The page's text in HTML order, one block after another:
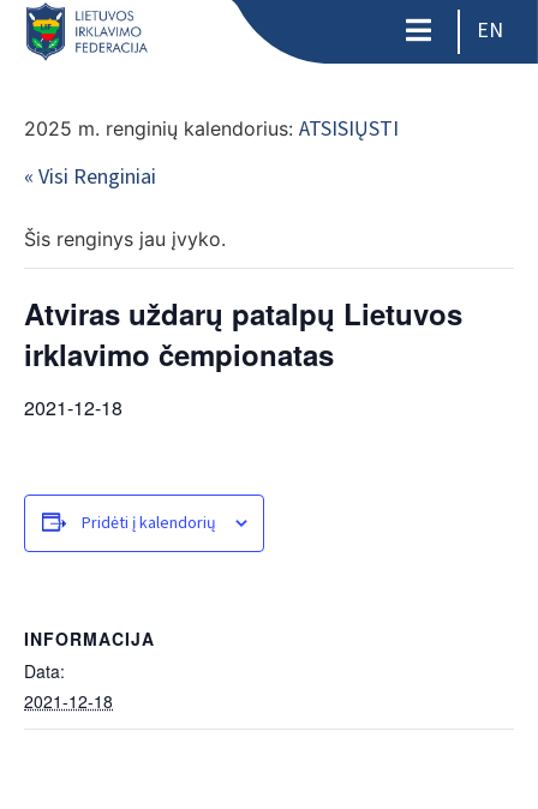
EN
2025 m. renginių kalendorius: ATSISIŲSTI
« Visi Renginiai
Šis renginys jau įvyko.
Atviras uždarų patalpų Lietuvos
irklavimo čempionatas
2021-12-18
Pridėti į kalendorių
INFORMACIJA
Data:
2021-12-18